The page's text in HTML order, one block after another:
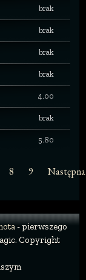
brak
brak
brak
brak
4.00
brak
5.80
8 9 Następna
- pierwszego
Copyright